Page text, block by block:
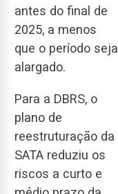
antes do final de
2025, a menos
que o período seja
alargado.
Para a DBRS, o
plano de
reestruturação da
SATA reduziu os
riscos a curto e